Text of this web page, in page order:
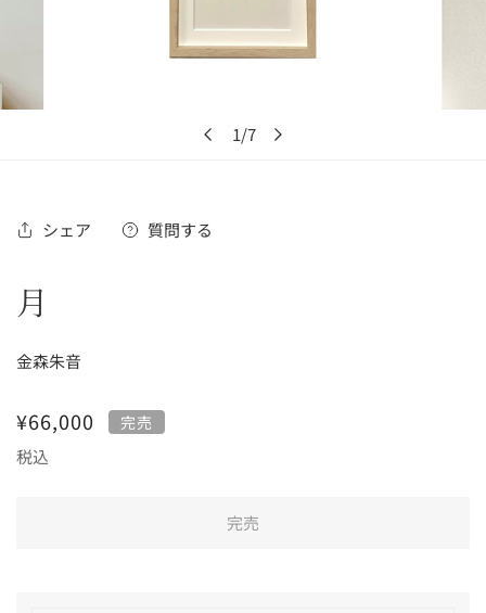
1/7
ギャラリービューでメディアを開く
シェア 質問する
月
金森朱音
通
常
¥66,000 完売
税込
完売